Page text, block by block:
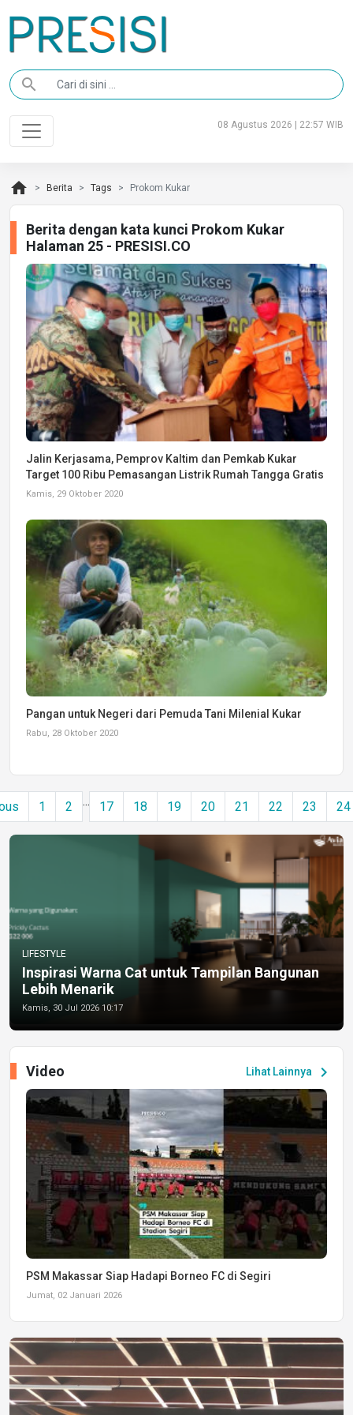
search
08 Agustus 2026 | 22:57 WIB
home Berita Tags Prokom Kukar
Berita dengan kata kunci Prokom Kukar
Halaman 25 - PRESISI.CO
Jalin Kerjasama, Pemprov Kaltim dan Pemkab Kukar
Target 100 Ribu Pemasangan Listrik Rumah Tangga Gratis
Kamis, 29 Oktober 2020
Pangan untuk Negeri dari Pemuda Tani Milenial Kukar
Rabu, 28 Oktober 2020
1 2 ... 17 18 19 20 21 22 23 24
LIFESTYLE
Inspirasi Warna Cat untuk Tampilan Bangunan
Lebih Menarik
Kamis, 30 Jul 2026 10:17
Lihat Lainnya chevron_right
Video
PSM Makassar Siap Hadapi Borneo FC di Segiri
Jumat, 02 Januari 2026